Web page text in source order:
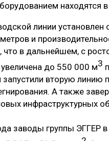
находятся
линии
и
что в дальнейшем, с
до 550 000 м3
запустили вторую
А также
инфраструктурных
заводы группы ЭГГЕР